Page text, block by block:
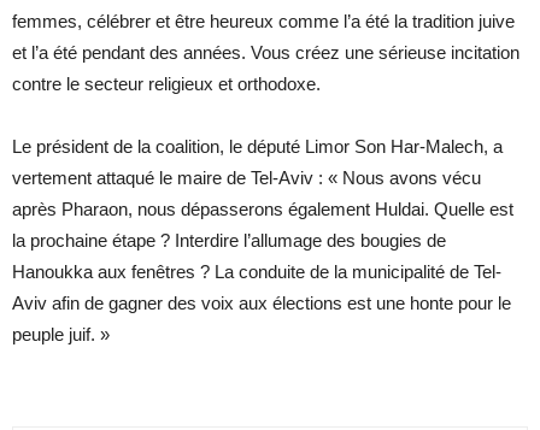
femmes, célébrer et être heureux comme l’a été la tradition juive
et l’a été pendant des années. Vous créez une sérieuse incitation
contre le secteur religieux et orthodoxe.
Le président de la coalition, le député Limor Son Har-Malech, a
vertement attaqué le maire de Tel-Aviv : « Nous avons vécu
après Pharaon, nous dépasserons également Huldai. Quelle est
la prochaine étape ? Interdire l’allumage des bougies de
Hanoukka aux fenêtres ? La conduite de la municipalité de Tel-
Aviv afin de gagner des voix aux élections est une honte pour le
peuple juif. »